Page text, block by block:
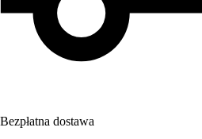
Bezpłatna dostawa